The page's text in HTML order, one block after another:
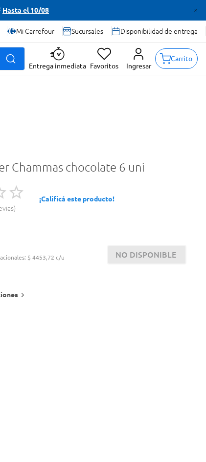
Hasta el 10/08
Mi Carrefour Sucursales Disponibilidad de entrega
Entrega inmediata Favoritos Ingresar
Carrito
Chammas chocolate 6 uni
¡Calificá este producto!
$ 4453,72 c/u NO DISPONIBLE